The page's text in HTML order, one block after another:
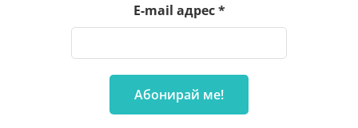
E-mail адрес*